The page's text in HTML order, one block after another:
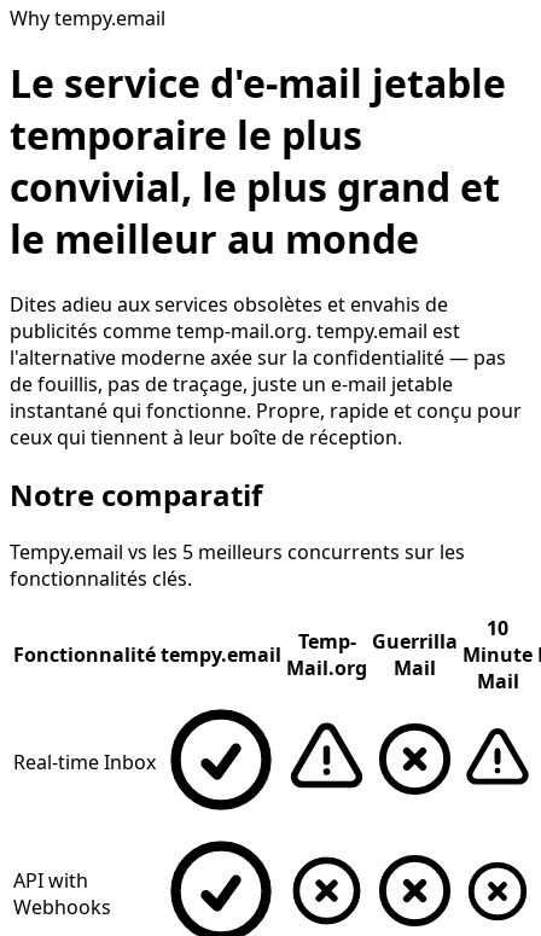
Why tempy.email
Le service d'e-mail jetable
temporaire le plus
convivial, le plus grand et
le meilleur au monde
Dites adieu aux services obsolètes et envahis de
publicités comme temp-mail.org. tempy.email est
l'alternative moderne axée sur la confidentialité — pas
de fouillis, pas de traçage, juste un e-mail jetable
instantané qui fonctionne. Propre, rapide et conçu pour
ceux qui tiennent à leur boîte de réception.
Notre comparatif
Tempy.email vs les 5 meilleurs concurrents sur les
fonctionnalités clés.
Fonctionnalitétempy.email
Temp-
Mail.org
Guerrilla
Mail
10
Minute
Mail
Real-time Inbox
API with
Webhooks